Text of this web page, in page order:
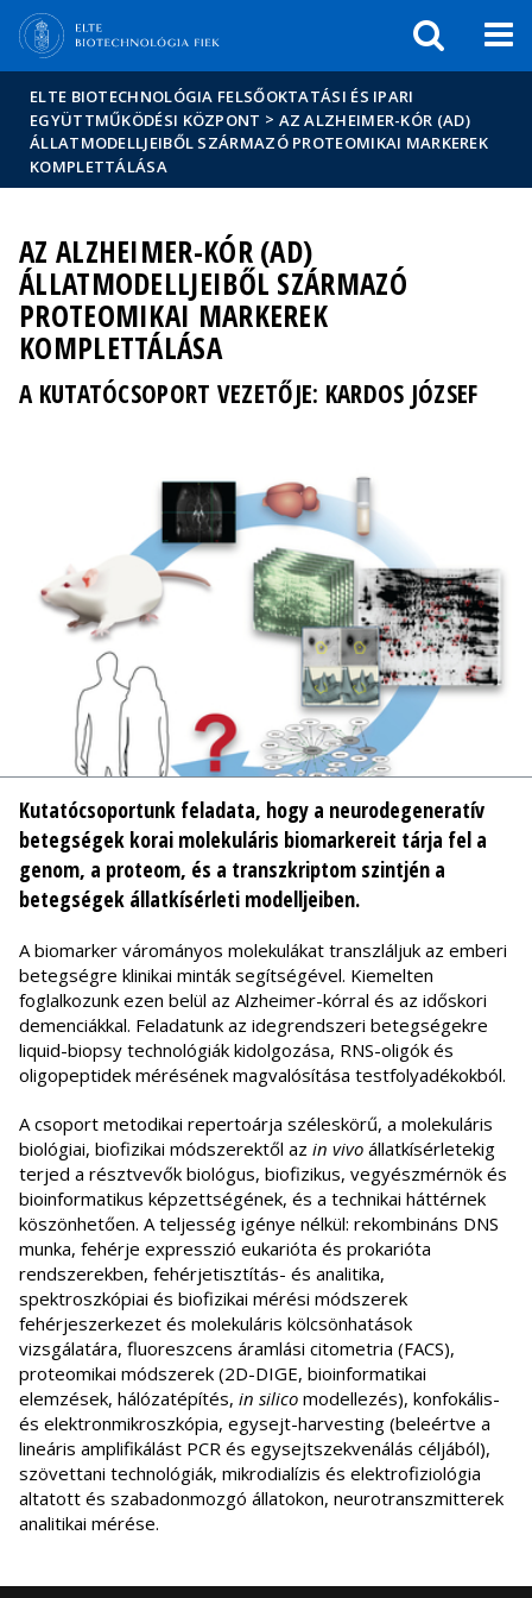
sajtóban
ELTE BIOTECHNOLÓGIA FELSŐOKTATÁSI ÉS IPARI
EGYÜTTMŰKÖDÉSI KÖZPONT > AZ ALZHEIMER-KÓR (AD)
ÁLLATMODELLJEIBŐL SZÁRMAZÓ PROTEOMIKAI MARKEREK
KOMPLETTÁLÁSA
AZ ALZHEIMER-KÓR (AD)
ÁLLATMODELLJEIBŐL SZÁRMAZÓ
PROTEOMIKAI MARKEREK
KOMPLETTÁLÁSA
A KUTATÓCSOPORT VEZETŐJE: KARDOS JÓZSEF
Kutatócsoportunk feladata, hogy a neurodegeneratív
betegségek korai molekuláris biomarkereit tárja fel a
genom, a proteom, és a transzkriptom szintjén a
betegségek állatkísérleti modelljeiben.
A biomarker várományos molekulákat transzláljuk az emberi
betegségre klinikai minták segítségével. Kiemelten
foglalkozunk ezen belül az Alzheimer-kórral és az időskori
demenciákkal. Feladatunk az idegrendszeri betegségekre
liquid-biopsy technológiák kidolgozása, RNS-oligók és
oligopeptidek mérésének magvalósítása testfolyadékokból.
A csoport metodikai repertoárja széleskörű, a molekuláris
biológiai, biofizikai módszerektől az in vivo állatkísérletekig
terjed a résztvevők biológus, biofizikus, vegyészmérnök és
bioinformatikus képzettségének, és a technikai háttérnek
köszönhetően. A teljesség igénye nélkül: rekombináns DNS
munka, fehérje expresszió eukarióta és prokarióta
rendszerekben, fehérjetisztítás- és analitika,
spektroszkópiai és biofizikai mérési módszerek
fehérjeszerkezet és molekuláris kölcsönhatások
vizsgálatára, fluoreszcens áramlási citometria (FACS),
proteomikai módszerek (2D-DIGE, bioinformatikai
elemzések, hálózatépítés, in silico modellezés), konfokális-
és elektronmikroszkópia, egysejt-harvesting (beleértve a
lineáris amplifikálást PCR és egysejtszekvenálás céljából),
szövettani technológiák, mikrodialízis és elektrofiziológia
altatott és szabadonmozgó állatokon, neurotranszmitterek
analitikai mérése.